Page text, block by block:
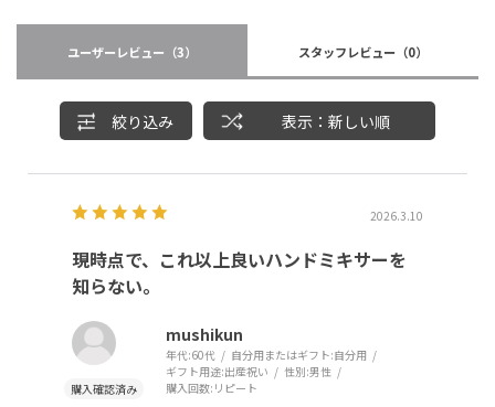
ユーザーレビュー （3） スタッフレビュー （0）
絞り込み 表示：新しい順
2026.3.10
現時点で、これ以上良いハンドミキサーを
知らない。
mushikun
年代:60代 自分用またはギフト:自分用
ギフト用途:出産祝い 性別:男性
購入回数: リピート